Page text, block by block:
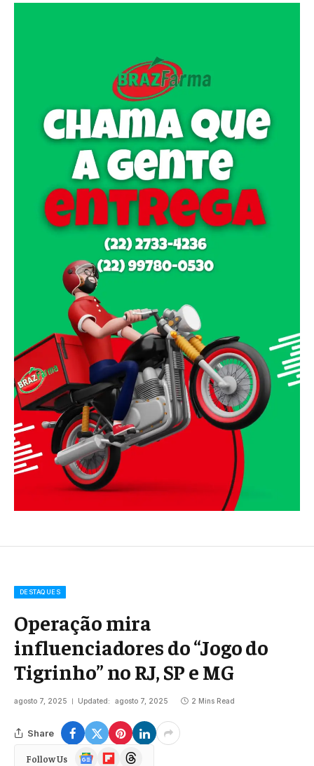
DESTAQUES
Operação mira
influenciadores do “Jogo do
Tigrinho” no RJ, SP e MG
agosto 7, 2025 Updated: agosto 7, 2025 2 Mins Read
Share
Follow Us
GoogleFlipboardThreads